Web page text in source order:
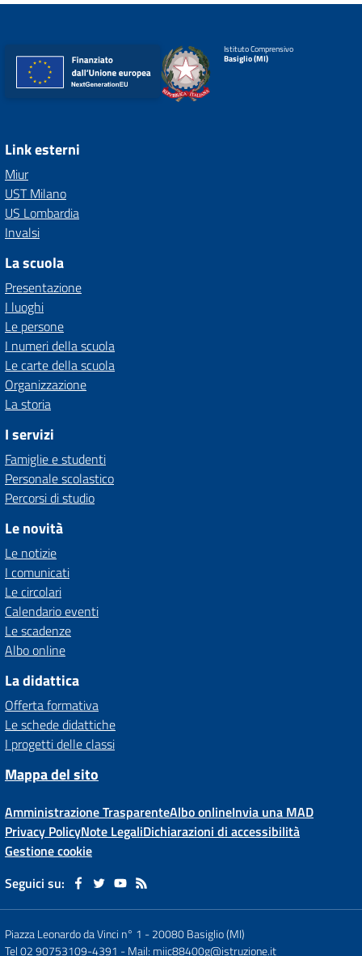
Istituto Comprensivo
Basiglio (MI)
Link esterni
Miur
UST Milano
US Lombardia
Invalsi
La scuola
Presentazione
I luoghi
Le persone
I numeri della scuola
Le carte della scuola
Organizzazione
La storia
I servizi
Famiglie e studenti
Personale scolastico
Percorsi di studio
Le novità
Le notizie
I comunicati
Le circolari
Calendario eventi
Le scadenze
Albo online
La didattica
Offerta formativa
Le schede didattiche
I progetti delle classi
Mappa del sito
Amministrazione TrasparenteAlbo onlineInvia una MAD
Privacy PolicyNote LegaliDichiarazioni di accessibilità
Gestione cookie
Seguici su:
Piazza Leonardo da Vinci n° 1 -20080 Basiglio (MI)
Tel 02 90753109-4391 - Mail: miic88400g@istruzione.it